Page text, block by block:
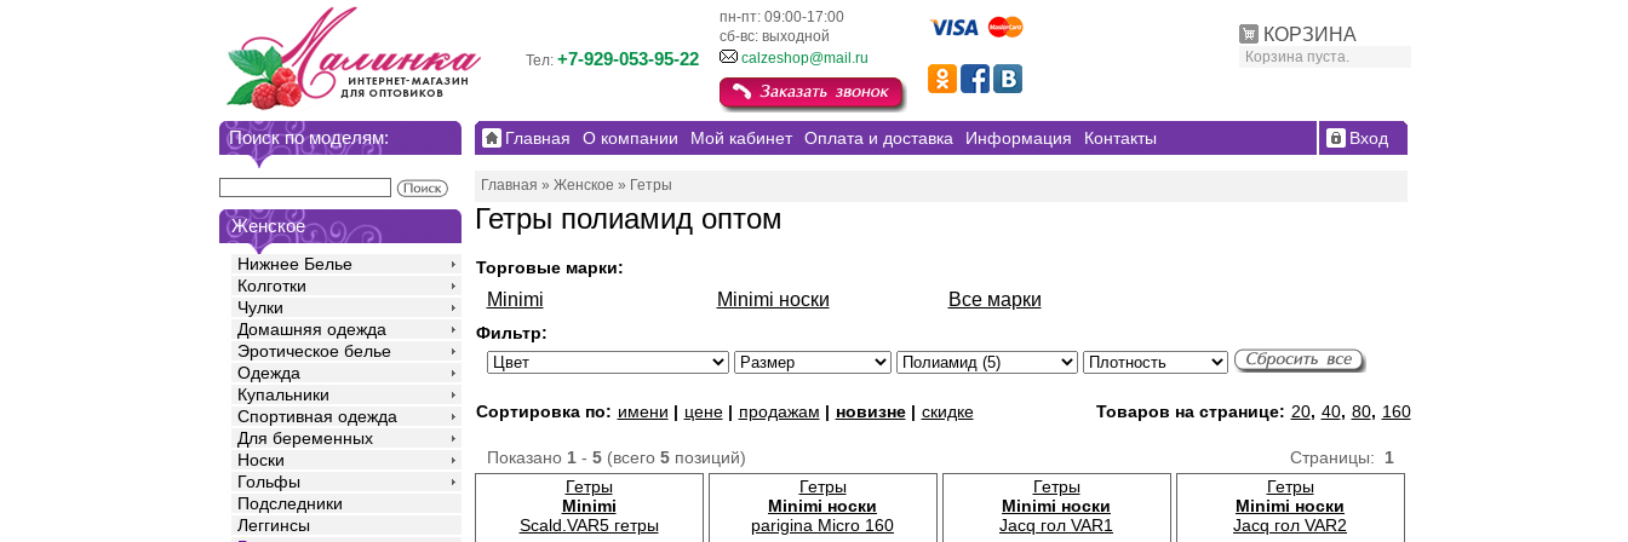
КОРЗИНА
Корзина пуста.
пн-пт: 09:00-17:00
сб-вс: выходной
Тел: +7-929-053-95-22 calzeshop@mail.ru
Поиск по моделям:
Женское
Нижнее Белье
Колготки
Чулки
Домашняя одежда
Эротическое белье
Одежда
Купальники
Спортивная одежда
Для беременных
Носки
Гольфы
Подследники
Леггинсы
Главная О компании Мой кабинет Оплата и доставка Информация Контакты Вход
Главная » Женское » Гетры
Гетры полиамид оптом
Торговые марки:
Minimi Minimi носки Все марки
Фильтр:
Сортировка по: имени | цене| продажам | новизне| скидке Товаров на странице: 20, 40, 80, 160
Страницы: 1
Показано 1- 5(всего 5позиций)
Гетры
Minimi
Scald.VAR5 гетры
Гетры
Minimi носки
parigina Micro 160
Гетры
Minimi носки
Jacq гол VAR1
Гетры
Minimi носки
Jacq гол VAR2